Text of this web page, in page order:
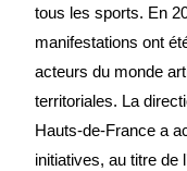
tous les sports. En
manifestations ont
acteurs du monde
territoriales. La
Hauts-de-France a
initiatives, au titre de